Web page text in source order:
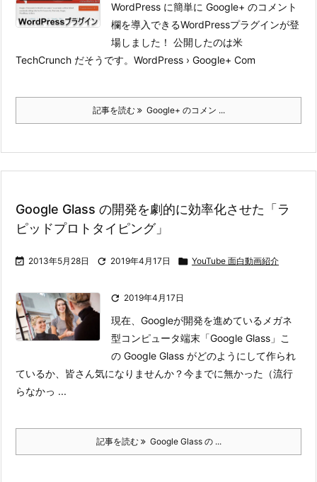
WordPress に簡単に Google+ のコメント
欄を導入できるWordPressプラグインが登
場しました！ 公開したのは米
TechCrunch だそうです。 WordPress › Google+ Com
記事を読む Google+ のコメン ...
Google Glass の開発を劇的に効率化させた「ラ
ピッドプロトタイピング」
 2013年5月28日  2019年4月17日  YouTube 面白動画紹介
 2019年4月17日
現在、Googleが開発を進めているメガネ
型コンピュータ端末「Google Glass」 こ
の Google Glass がどのようにして作られ
ているか、皆さん気になりませんか？今までに無かった（流行
らなかっ ...
記事を読む Google Glass の ...